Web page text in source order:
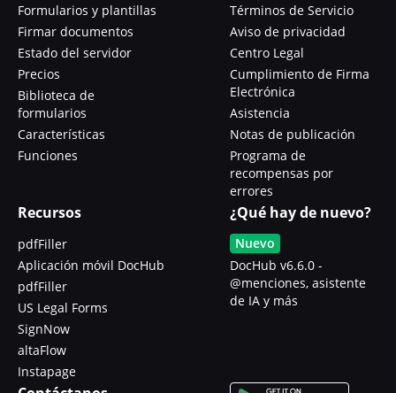
Formularios y plantillas
Firmar documentos
Estado del servidor
Precios
Biblioteca de
formularios
Características
Funciones
Términos de Servicio
Aviso de privacidad
Centro Legal
Cumplimiento de Firma
Electrónica
Asistencia
Notas de publicación
Programa de
recompensas por
errores
Recursos
pdfFiller
Aplicación móvil DocHub
pdfFiller
US Legal Forms
SignNow
altaFlow
Instapage
¿Qué hay de nuevo?
Nuevo
DocHub v6.6.0 -
@menciones, asistente
de IA y más